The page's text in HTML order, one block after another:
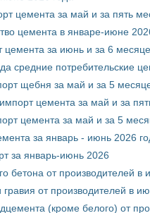
цемента за май и за пять
цемента в январе-июне
цемента за июнь и за 6
средние потребительские
щебня за май и за 5
цемента за май и за
цемента за май и за 5
за январь - июнь 2026
за январь-июнь 2026
бетона от производителей в
от производителей в
(кроме белого) от